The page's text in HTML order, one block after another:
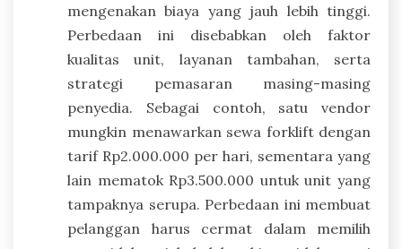
mengenakan biaya yang jauh lebih tinggi.
Perbedaan ini disebabkan oleh faktor
kualitas unit, layanan tambahan, serta
strategi pemasaran masing-masing
penyedia. Sebagai contoh, satu vendor
mungkin menawarkan sewa forklift dengan
tarif Rp2.000.000 per hari, sementara yang
lain mematok Rp3.500.000 untuk unit yang
tampaknya serupa. Perbedaan ini membuat
pelanggan harus cermat dalam memilih